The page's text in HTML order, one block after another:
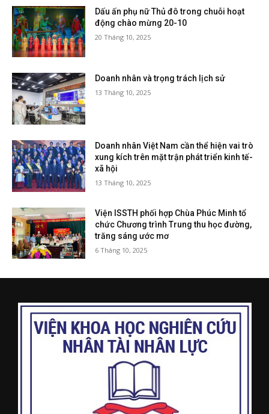
Dấu ấn phụ nữ Thủ đô trong chuỗi hoạt
động chào mừng 20-10
20 Tháng 10, 2025
Doanh nhân và trọng trách lịch sử
13 Tháng 10, 2025
Doanh nhân Việt Nam cần thể hiện vai trò
xung kích trên mặt trận phát triển kinh tế-
xã hội
13 Tháng 10, 2025
Viện ISSTH phối hợp Chùa Phúc Minh tổ
chức Chương trình Trung thu học đường,
trăng sáng ước mơ
6 Tháng 10, 2025